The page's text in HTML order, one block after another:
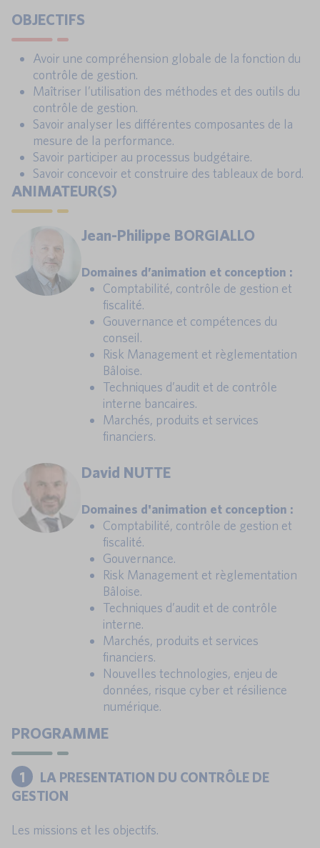
OBJECTIFS
Avoir une compréhension globale de la fonction du
contrôle de gestion.
Maîtriser l’utilisation des méthodes et des outils du
contrôle de gestion.
Savoir analyser les différentes composantes de la
mesure de la performance.
Savoir participer au processus budgétaire.
Savoir concevoir et construire des tableaux de bord.
ANIMATEUR(S)
Jean-Philippe BORGIALLO
Domaines d’animation et conception :
Comptabilité, contrôle de gestion et
fiscalité.
Gouvernance et compétences du
conseil.
Risk Management et règlementation
Bâloise.
Techniques d’audit et de contrôle
interne bancaires.
Marchés, produits et services
financiers.
David NUTTE
Domaines d'animation et conception :
Comptabilité, contrôle de gestion et
fiscalité.
Gouvernance.
Risk Management et règlementation
Bâloise.
Techniques d’audit et de contrôle
interne.
Marchés, produits et services
financiers.
Nouvelles technologies, enjeu de
données, risque cyber et résilience
numérique.
PROGRAMME
1
LA PRESENTATION DU CONTRÔLE DE
GESTION
Les missions et les objectifs.